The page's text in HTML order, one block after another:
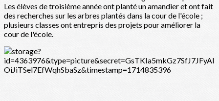
Les élèves de troisième année ont planté un amandier et ont fait
des recherches sur les arbres plantés dans la cour de l'école ;
plusieurs classes ont entrepris des projets pour améliorer la
cour de l'école.